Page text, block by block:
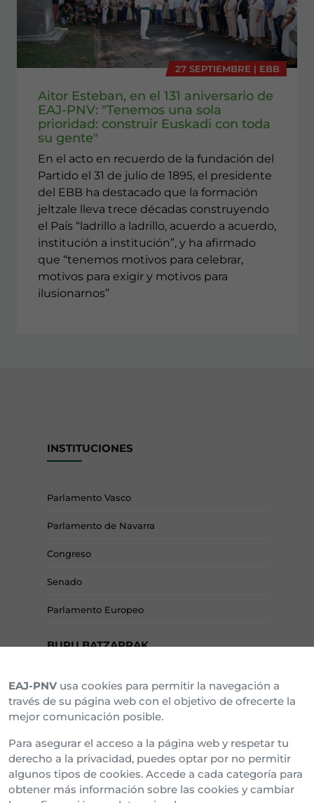
27 SEPTIEMBRE | EBB
Aitor Esteban, en el 131 aniversario de
EAJ-PNV: "Tenemos una sola
prioridad: construir Euskadi con toda
su gente"
En el acto en recuerdo de la fundación del
Partido el 31 de julio de 1895, el presidente
del EBB ha destacado que la formación
jeltzale lleva trece décadas construyendo
el País “ladrillo a ladrillo, acuerdo a acuerdo,
institución a institución”, y ha afirmado
que “tenemos motivos para celebrar,
motivos para exigir y motivos para
ilusionarnos”
INSTITUCIONES
Parlamento Vasco
Parlamento de Navarra
Congreso
Senado
Parlamento Europeo
BURU BATZARRAK
Araba Buru Batzar
Bizkai Buru Batzar
Gipuzko Buru Batzar
Ipar Buru Batzar
EAJ-PNV usa cookies para permitir la navegación a
través de su página web con el objetivo de ofrecerte la
mejor comunicación posible.
Para asegurar el acceso a la página web y respetar tu
derecho a la privacidad, puedes optar por no permitir
algunos tipos de cookies. Accede a cada categoría para
obtener más información sobre las cookies y cambiar